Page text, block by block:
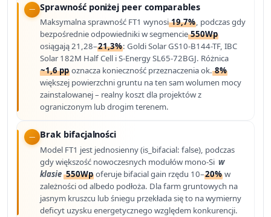
Sprawność poniżej peer comparables
Maksymalna sprawność FT1 wynosi19,7%, podczas gdy
bezpośrednie odpowiedniki w segmencie550Wp
osiągają 21,28–21,3%: Goldi Solar GS10-B144-TF, IBC
Solar 182M Half Cell i S-Energy SL65-72BGJ. Różnica
~1,6 pp oznacza konieczność przeznaczenia ok.8%
większej powierzchni gruntu na ten sam wolumen mocy
zainstalowanej – realny koszt dla projektów z
ograniczonym lub drogim terenem.
Brak bifacjalności
Model FT1 jest jednosienny (is_bifacial: false), podczas
gdy większość nowoczesnych modułów mono-Si w
klasie 550Wpoferuje bifacial gain rzędu 10–20%w
zależności od albedo podłoża. Dla farm gruntowych na
jasnym kruszcu lub śniegu przekłada się to na wymierny
deficyt uzysku energetycznego względem konkurencji.